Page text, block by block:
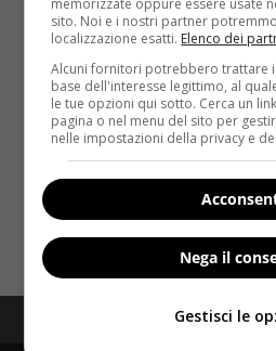
Notizie
Mal di schiena: quattro
yoga per combatterlo
Redazione 8 Giugno 2015
costretto a stare seduto per
Read More
Disclaimer
sito. Noi e i nostri partner
localizzazione esatti. Elenco dei
Alcuni fornitori potrebbero trattare
base dell'interesse legittimo, al
le tue opzioni qui sotto. Cerca un
pagina o nel menu del sito per
nelle impostazioni della privacy e
Nega il
Gestisci le